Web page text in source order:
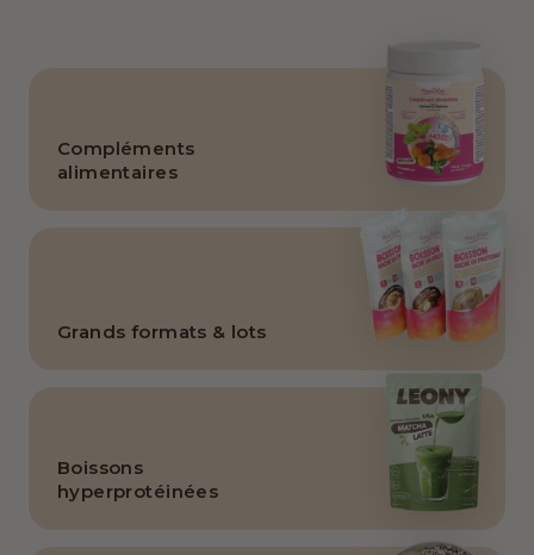
Compléments
alimentaires
Grands formats & lots
Boissons
hyperprotéinées